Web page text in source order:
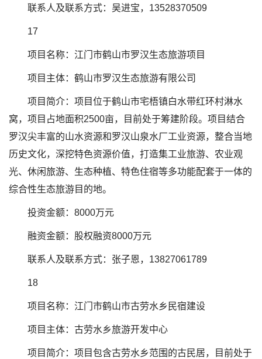
联系人及联系方式：吴进宝，13528370509
17
项目名称：江门市鹤山市罗汉生态旅游项目
项目主体：鹤山市罗汉生态旅游有限公司
项目简介：项目位于鹤山市宅梧镇白水带红环村淋水
窝，项目占地面积2500亩，目前处于筹建阶段。项目结合
罗汉尖丰富的山水资源和罗汉山泉水厂工业资源，整合当地
历史文化，深挖特色资源价值，打造集工业旅游、农业观
光、休闲旅游、生态种植、特色住宿等多功能配套于一体的
综合性生态旅游目的地。
投资金额：8000万元
融资金额：股权融资8000万元
联系人及联系方式：张子恩，13827061789
18
项目名称：江门市鹤山市古劳水乡民宿建设
项目主体：古劳水乡旅游开发中心
项目简介：项目包含古劳水乡范围的古民居，目前处于